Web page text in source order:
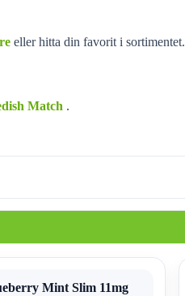
eller hitta din favorit i sortimentet.
Match .